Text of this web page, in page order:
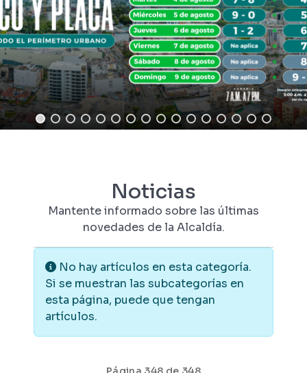
Noticias
Mantente informado sobre las últimas
novedades de la Alcaldía.
Información
No hay artículos en esta categoría.
Si se muestran las subcategorías en
esta página, puede que tengan
artículos.